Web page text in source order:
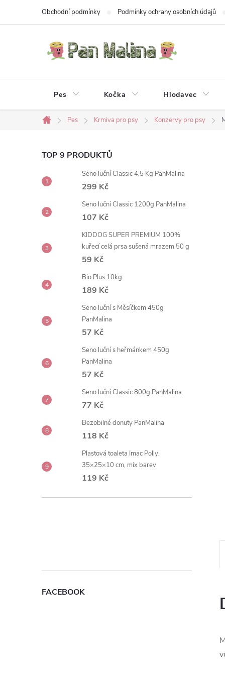
Obchodní podmínky Podmínky ochrany osobních údajů
Pes Kočka Hlodavec
Domů
Pes Krmiva pro psy Konzervy pro psy
P
o
s
t
r
a
n
í
p
a
n
e
TOP 9 PRODUKTŮ
Seno luční Classic 4,5 Kg PanMalina
299 Kč
Seno luční Classic 1200g PanMalina
107 Kč
KIDDOG SUPER PREMIUM 100%
kuřecí celá prsa sušená mrazem 50 g
59 Kč
Bio Plus 10kg
189 Kč
Seno luční s Měsíčkem 450g
PanMalina
57 Kč
Seno luční s heřmánkem 450g
PanMalina
57 Kč
Seno luční Classic 800g PanMalina
77 Kč
Bezobilné donuty PanMalina
118 Kč
Plastová toaleta Imac Polly,
35×25×10 cm, mix barev
119 Kč
FACEBOOK